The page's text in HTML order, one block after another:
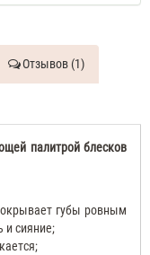
Отзывов (1)
палитрой блесков
губы ровным
и сияние;